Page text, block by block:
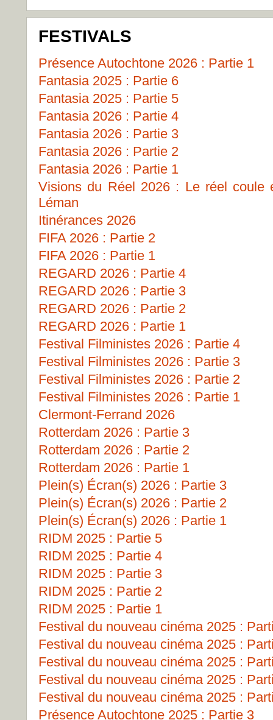
FESTIVALS
Présence Autochtone 2026 : Partie 1
Fantasia 2025 : Partie 6
Fantasia 2025 : Partie 5
Fantasia 2026 : Partie 4
Fantasia 2026 : Partie 3
Fantasia 2026 : Partie 2
Fantasia 2026 : Partie 1
Visions du Réel 2026 : Le réel coule
Léman
Itinérances 2026
FIFA 2026 : Partie 2
FIFA 2026 : Partie 1
REGARD 2026 : Partie 4
REGARD 2026 : Partie 3
REGARD 2026 : Partie 2
REGARD 2026 : Partie 1
Festival Filministes 2026 : Partie 4
Festival Filministes 2026 : Partie 3
Festival Filministes 2026 : Partie 2
Festival Filministes 2026 : Partie 1
Clermont-Ferrand 2026
Rotterdam 2026 : Partie 3
Rotterdam 2026 : Partie 2
Rotterdam 2026 : Partie 1
Plein(s) Écran(s) 2026 : Partie 3
Plein(s) Écran(s) 2026 : Partie 2
Plein(s) Écran(s) 2026 : Partie 1
RIDM 2025 : Partie 5
RIDM 2025 : Partie 4
RIDM 2025 : Partie 3
RIDM 2025 : Partie 2
RIDM 2025 : Partie 1
Festival du nouveau cinéma 2025 :
Festival du nouveau cinéma 2025 :
Festival du nouveau cinéma 2025 :
Festival du nouveau cinéma 2025 :
Festival du nouveau cinéma 2025 :
Présence Autochtone 2025 : Partie 3